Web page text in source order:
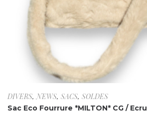
DIVERS,NEWS, SACS, SOLDES
Sac Eco Fourrure *MILTON* CG / Ecru